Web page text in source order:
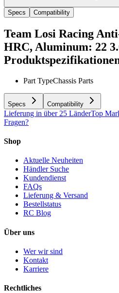
Specs Compatibility
Team Losi Racing
HRC, Aluminum: 22
Part TypeChassis Parts
Specs Compatibility
Lieferung in über 25 LänderTop
Fragen?
Shop
Aktuelle Neuheiten
Händler Suche
Kundendienst
FAQs
Lieferung & Versand
Bestellstatus
RC Blog
Über uns
Wer wir sind
Kontakt
Karriere
Rechtliches